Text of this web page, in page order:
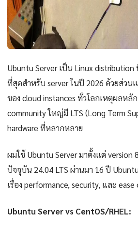
Ubuntu Server เป็น Linux
ที่สุดสำหรับ server ในปี 2026 ด้วยส่วน
ของ cloud instances ทั่วโลกเหตุผลหลั
community ใหญ่มี LTS (Long Term
hardware ที่หลากหลาย
ผมใช้ Ubuntu Server มาตั้งแต่ version
ปัจจุบัน 24.04 LTS ผ่านมา 16 ปี
เรื่อง performance, security, และ ease
Ubuntu Server vs CentOS/RHEL: